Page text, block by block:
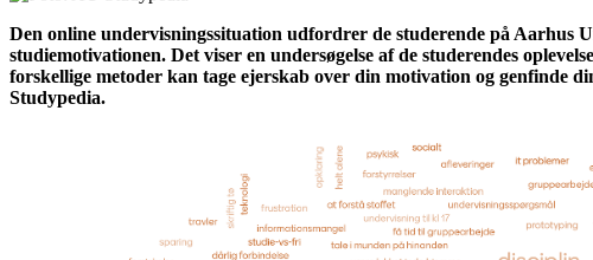
Den online undervisningssituation udfordrer de studerende på Aarhus
studiemotivationen. Det viser en undersøgelse af de studerendes
forskellige metoder kan tage ejerskab over din motivation og genfinde
Studypedia.